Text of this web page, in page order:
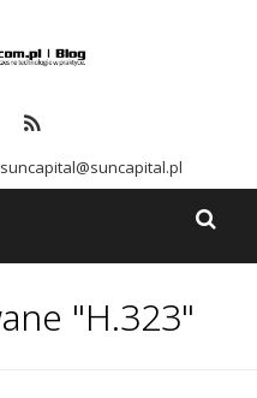
suncapital@suncapital.pl
"H.323"